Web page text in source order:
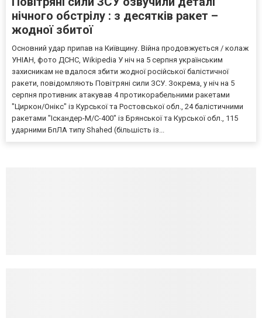
нічного обстрілу : з десятків ракет –
жодної збитої
Основний удар припав на Київщину. Війна продовжується / колаж
УНІАН, фото ДСНС, Wikipedia У ніч на 5 серпня українським
захисникам не вдалося збити жодної російської балістичної
ракети, повідомляють Повітряні сили ЗСУ. Зокрема, у ніч на 5
серпня противник атакував 4 протикорабельними ракетами
"Циркон/Онікс" із Курської та Ростовської обл., 24 балістичними
ракетами "Іскандер-М/С-400" із Брянської та Курської обл., 115
ударними БпЛА типу Shahed (більшість із...